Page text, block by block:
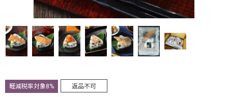
軽減税率対象8% 返品不可